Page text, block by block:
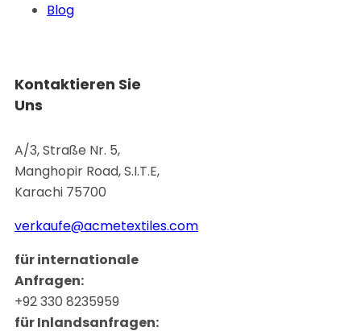
Blog
Kontaktieren Sie
Uns
A/3, Straße Nr. 5,
Manghopir Road, S.I.T.E,
Karachi 75700
verkaufe@acmetextiles.com
für internationale
Anfragen:
+92 330 8235959
für Inlandsanfragen: